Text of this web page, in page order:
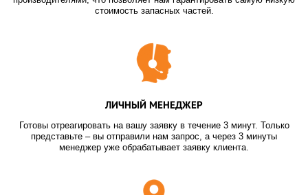
стоимость запасных частей.
ЛИЧНЫЙ МЕНЕДЖЕР
Готовы отреагировать на вашу заявку в течение 3 минут. Только
представьте – вы отправили нам запрос, а через 3 минуты
менеджер уже обрабатывает заявку клиента.